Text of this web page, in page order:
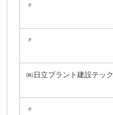
〃
〃
㈱日立プラント建設テック
〃